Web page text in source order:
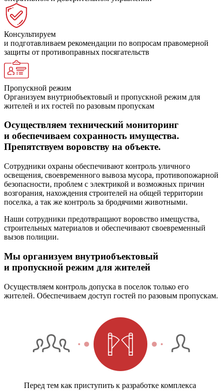
Консультируем
и подготавливаем рекомендации по вопросам правомерной
защиты от противоправных посягательств
Пропускной режим
Организуем внутриобъектовый и пропускной режим для
жителей и их гостей по разовым пропускам
Осуществляем технический мониторинг
и обеспечиваем сохранность имущества.
Препятствуем воровству на объекте.
Сотрудники охраны обеспечивают контроль уличного
освещения, своевременного вывоза мусора, противопожарной
безопасности, проблем с электрикой и возможных причин
возгорания, нахождения строителей на общей территории
поселка, а так же контроль за бродячими животными.
Наши сотрудники предотвращают воровство имещуства,
строительных материалов и обеспечивают своевременный
вызов полиции.
Мы организуем внутриобъектовый
и пропускной режим для жителей
Осуществляем контроль допуска в поселок только его
жителей. Обеспечиваем доступ гостей по разовым пропускам.
Перед тем как приступить к разработке комплекса